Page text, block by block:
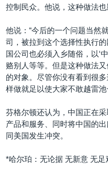
控制民众。他说，这种做法
他说：“今后的一个问题当然
司，被拉到这个选择性执行
国公司也必须入乡随俗，以‘
赂别人等等。但是这种做法
的对象。尽管你没有看到很
样做就足以使大家不敢越雷池
芬格尔顿还认为，中国正在
产品和服务、同时将中国的
同美国发生冲突。
*哈尔珀：无论据 无新意 无足